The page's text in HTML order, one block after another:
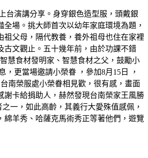
台演講分享。身穿銀色造型服，頭戴銀
場。挑大師首次以幼年家庭環境為題，
父母，隔代教養，養外祖母也住在家裡
古文觀止。五十幾年前，由於功課不錯
慧食材發明家、智慧食材之父，鼓勵小
更當場邀請小榮眷 ，參加8月15日 ，
南榮服處小榮眷相見歡，很有感，畫面
卡給捐助人，赫然發現台南榮家王風勝
一，如此高齡，其義行大愛殊值感佩，
羊秀、哈薩克馬術秀正等著他們，遊覽